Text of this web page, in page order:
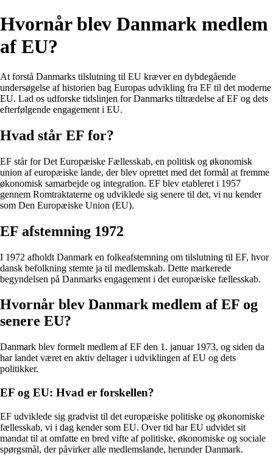
Hvornår blev Danmark medlem
af EU?
At forstå Danmarks tilslutning til EU kræver en dybdegående
undersøgelse af historien bag Europas udvikling fra EF til det moderne
EU. Lad os udforske tidslinjen for Danmarks tiltrædelse af EF og dets
efterfølgende engagement i EU.
Hvad står EF for?
EF står for Det Europæiske Fællesskab, en politisk og økonomisk
union af europæiske lande, der blev oprettet med det formål at fremme
økonomisk samarbejde og integration. EF blev etableret i 1957
gennem Romtraktaterne og udviklede sig senere til det, vi nu kender
som Den Europæiske Union (EU).
EF afstemning 1972
I 1972 afholdt Danmark en folkeafstemning om tilslutning til EF, hvor
dansk befolkning stemte ja til medlemskab. Dette markerede
begyndelsen på Danmarks engagement i det europæiske fællesskab.
Hvornår blev Danmark medlem af EF og
senere EU?
Danmark blev formelt medlem af EF den 1. januar 1973, og siden da
har landet været en aktiv deltager i udviklingen af EU og dets
politikker.
EF og EU: Hvad er forskellen?
EF udviklede sig gradvist til det europæiske politiske og økonomiske
fællesskab, vi i dag kender som EU. Over tid har EU udvidet sit
mandat til at omfatte en bred vifte af politiske, økonomiske og sociale
spørgsmål, der påvirker alle medlemslande, herunder Danmark.